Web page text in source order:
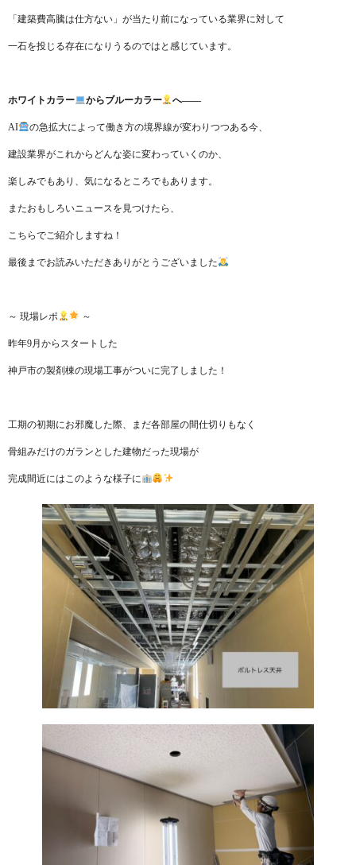
「建築費高騰は仕方ない」が当たり前になっている業界に対して
一石を投じる存在になりうるのではと感じています。
ホワイトカラー からブルーカラー へ——
AI の急拡大によって働き方の境界線が変わりつつある今、
建設業界がこれからどんな姿に変わっていくのか、
楽しみでもあり、気になるところでもあります。
またおもしろいニュースを見つけたら、
こちらでご紹介しますね！
最後までお読みいただきありがとうございました
～ 現場レポ ～
昨年9月からスタートした
神戸市の製剤棟の現場工事がついに完了しました！
工期の初期にお邪魔した際、まだ各部屋の間仕切りもなく
骨組みだけのガランとした建物だった現場が
完成間近にはこのような様子に